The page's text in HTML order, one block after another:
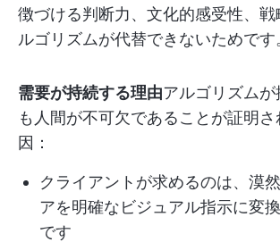
徴づける判断力、文化的感受性、
ルゴリズムが代替できないためです
需要が持続する理由アルゴリズム
も人間が不可欠であることが証明
因：
クライアントが求めるのは、漠
アを明確なビジュアル指示に変
です